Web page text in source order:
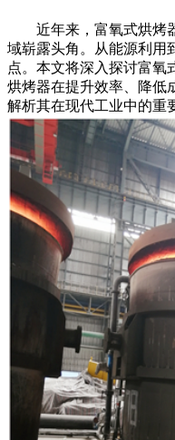
近年来，富氧式烘烤器
域崭露头角。从能源利用
点。本文将深入探讨富氧
烘烤器在提升效率、降低
解析其在现代工业中的重